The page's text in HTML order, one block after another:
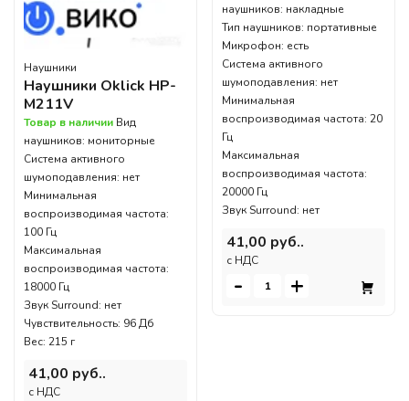
Наушники
Наушники Oklick HP-
M211V
Товар в наличии Вид
наушников: мониторные
Система активного
шумоподавления: нет
Минимальная
воспроизводимая частота:
100 Гц
Максимальная
воспроизводимая частота:
18000 Гц
Звук Surround: нет
Чувствительность: 96 Дб
Вес: 215 г
41,00 руб..
c НДС
наушников: накладные
Тип наушников: портативные
Микрофон: есть
Система активного
шумоподавления: нет
Минимальная
воспроизводимая частота: 20
Гц
Максимальная
воспроизводимая частота:
20000 Гц
Звук Surround: нет
41,00 руб..
c НДС
- +